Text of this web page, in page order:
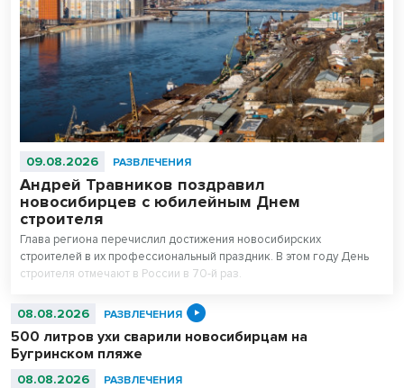
09.08.2026 РАЗВЛЕЧЕНИЯ
Андрей Травников поздравил
новосибирцев с юбилейным Днем
строителя
Глава региона перечислил достижения новосибирских
строителей в их профессиональный праздник. В этом году День
строителя отмечают в России в 70-й раз.
08.08.2026 РАЗВЛЕЧЕНИЯ
500 литров ухи сварили новосибирцам на
Бугринском пляже
08.08.2026 РАЗВЛЕЧЕНИЯ